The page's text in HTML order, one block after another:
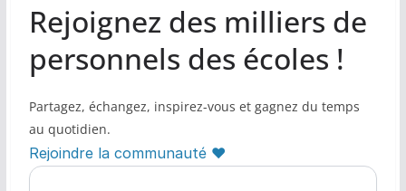
Rejoignez des milliers de
personnels des écoles !
Partagez, échangez, inspirez-vous et gagnez du temps
au quotidien.
Rejoindre la communauté ♥